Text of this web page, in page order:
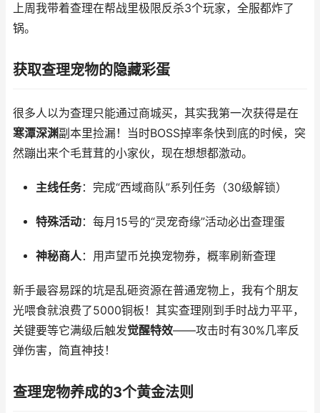
上周我带着查理在帮战里极限反杀3个玩家，全服都炸了
锅。
获取查理宠物的隐藏彩蛋
很多人以为查理只能通过商城买，其实我第一次获得是在
寒潭深渊副本里捡漏！当时BOSS掉率条快到底的时候，突
然蹦出来个毛茸茸的小家伙，现在想想都激动。
主线任务：完成“西域商队”系列任务（30级解锁）
特殊活动：每月15号的“灵宠奇缘”活动必出查理蛋
神秘商人：用声望币兑换宠物券，概率刷新查理
新手最容易踩的坑是乱砸资源在普通宠物上，我有个朋友
光喂食就浪费了5000铜板！其实查理刚到手时战力平平，
关键要等它满级后触发觉醒特效——攻击时有30%几率反
弹伤害，简直神技！
查理宠物养成的3个黄金法则